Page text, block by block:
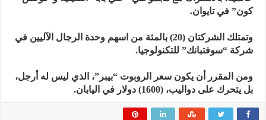
كون” في تايوان.
وتمتلك الشركتان (20) بالمئة من اسهم وحدة الرجال الآليين في
شركة “سوفتبانك” للتكنولوجيا.
ومن المقرر أن يكون سعر الروبوت “بيبر”، الذي ليس له أرجل،
بل يتحرك على دواليب، (1600) دولار في اليابان.